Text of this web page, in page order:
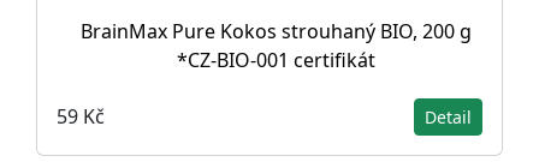
BrainMax Pure Kokos strouhaný BIO, 200 g
*CZ-BIO-001 certifikát
59 Kč Detail